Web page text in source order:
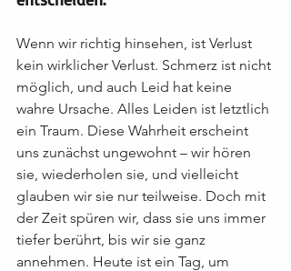
Wenn wir richtig hinsehen, ist Verlust
kein wirklicher Verlust. Schmerz ist nicht
möglich, und auch Leid hat keine
wahre Ursache. Alles Leiden ist letztlich
ein Traum. Diese Wahrheit erscheint
uns zunächst ungewohnt – wir hören
sie, wiederholen sie, und vielleicht
glauben wir sie nur teilweise. Doch mit
der Zeit spüren wir, dass sie uns immer
tiefer berührt, bis wir sie ganz
annehmen. Heute ist ein Tag, um